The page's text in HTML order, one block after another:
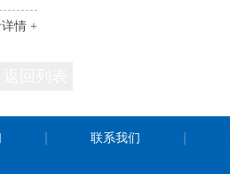
情 +
联系我们